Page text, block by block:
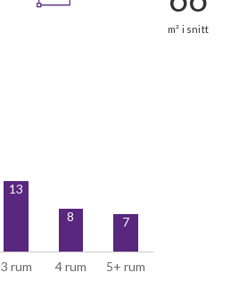
3 rum 4 rum 5+ rum
13
8
7